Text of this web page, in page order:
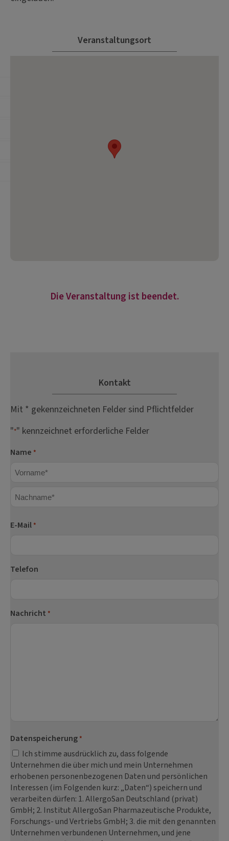
Veranstaltungsort
Die Veranstaltung ist beendet.
Kontakt
Mit * gekennzeichneten Felder sind Pflichtfelder
"*" kennzeichnet erforderliche Felder
Name *
E-Mail *
Telefon
Nachricht *
Datenspeicherung *
Ich stimme ausdrücklich zu, dass folgende
Unternehmen die über mich und mein Unternehmen
erhobenen personenbezogenen Daten und persönlichen
Interessen (im Folgenden kurz: „Daten“) speichern und
verarbeiten dürfen: 1. AllergoSan Deutschland (privat)
GmbH; 2. Institut AllergoSan Pharmazeutische Produkte,
Forschungs- und Vertriebs GmbH; 3. die mit den genannten
Unternehmen verbundenen Unternehmen, und jene